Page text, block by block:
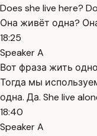
Does she live here?
Она живёт одна?
18:25
Speaker A
Вот фраза жить
Тогда мы
одна. Да. She live
18:40
Speaker A